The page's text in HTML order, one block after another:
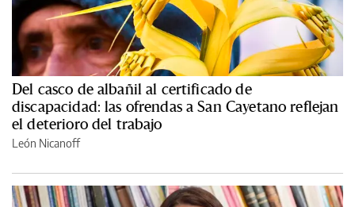
Del casco de albañil al certificado de
discapacidad: las ofrendas a San Cayetano reflejan
el deterioro del trabajo
León Nicanoff